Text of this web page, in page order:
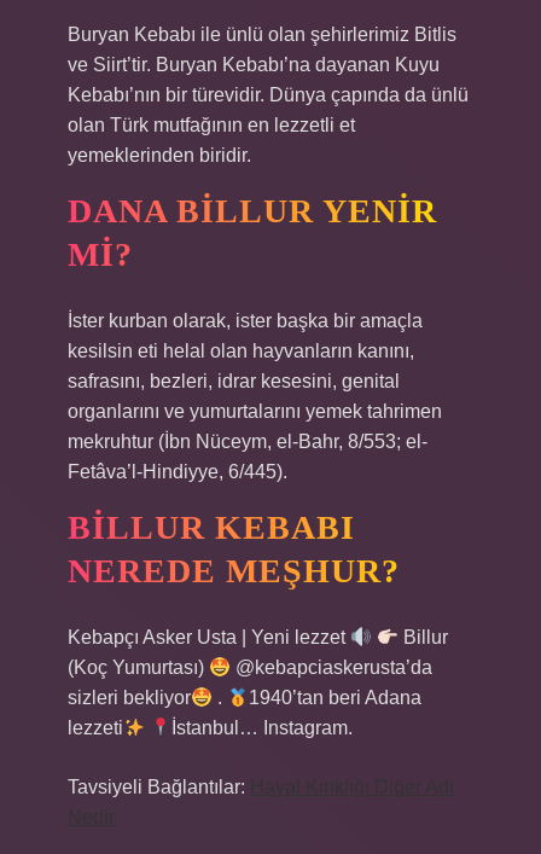
Buryan Kebabı ile ünlü olan şehirlerimiz Bitlis
ve Siirt’tir. Buryan Kebabı’na dayanan Kuyu
Kebabı’nın bir türevidir. Dünya çapında da ünlü
olan Türk mutfağının en lezzetli et
yemeklerinden biridir.
DANA BILLUR YENIR
MI?
İster kurban olarak, ister başka bir amaçla
kesilsin eti helal olan hayvanların kanını,
safrasını, bezleri, idrar kesesini, genital
organlarını ve yumurtalarını yemek tahrimen
mekruhtur (İbn Nüceym, el-Bahr, 8/553; el-
Fetâva’l-Hindiyye, 6/445).
BILLUR KEBABI
NEREDE MEŞHUR?
Kebapçı Asker Usta | Yeni lezzet
Billur
(Koç Yumurtası)
@kebapciaskerusta’da
sizleri bekliyor
.
1940’tan beri Adana
lezzeti
İstanbul… Instagram.
Tavsiyeli Bağlantılar: